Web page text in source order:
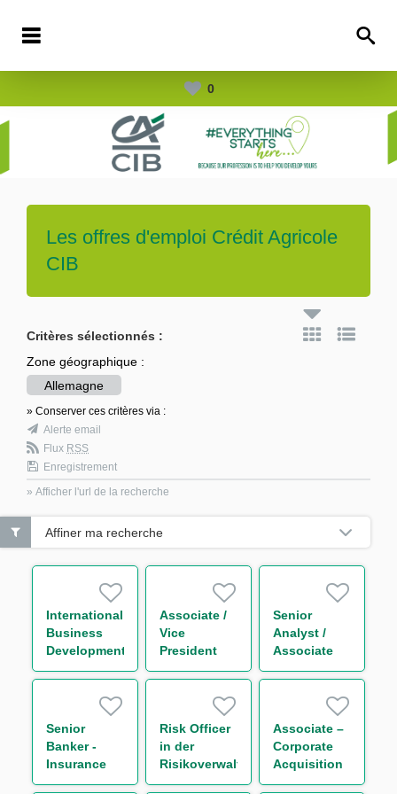
0
Les offres d'emploi Crédit Agricole
CIB
Critères sélectionnés :
Zone géographique :
Allemagne
» Conserver ces critères via :
Alerte email
Flux RSS
Enregistrement
» Afficher l'url de la recherche
International
Business
Development
Analyst
Associate /
Vice
President
Sales Global
Division (FI
Sales Flow
Generalist)
m/w/d
Senior
Analyst /
Associate
Leveraged
Senior
Banker -
Insurance
(f/m/d)
Risk Officer
in der
Risikoverwaltung
/ -monitoring
Associate –
Corporate
Acquisition
Finance –
Affiner ma recherche